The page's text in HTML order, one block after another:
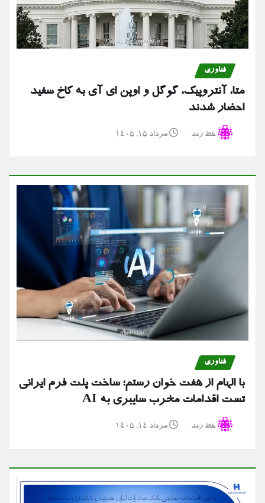
فناوری
متا، آنتروپیک، گوگل و اوپن ای آی به کاخ سفید
احضار شدند
خط رند مرداد ۱۵, ۱۴۰۵
فناوری
با الهام از هفت خوان رستم؛ ساخت پلت فرم ایرانی
تست اقدامات مخرب سایبری به AI
خط رند مرداد ۱۴, ۱۴۰۵